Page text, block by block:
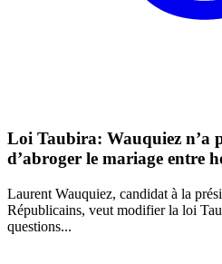
Loi Taubira: Wauquiez n’a
d’abroger le mariage entre
Laurent Wauquiez, candidat à la
Républicains, veut modifier la loi
questions...